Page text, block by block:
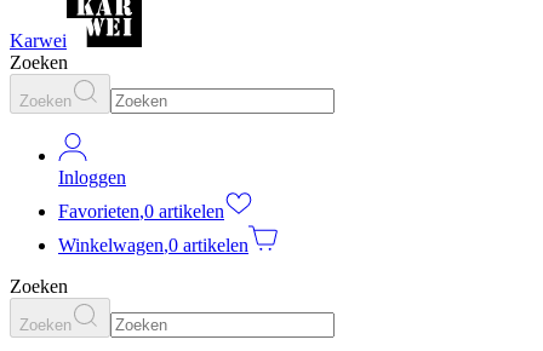
Karwei
Zoeken
Zoeken
Inloggen
Favorieten,0 artikelen
Winkelwagen,0 artikelen
Zoeken
Zoeken